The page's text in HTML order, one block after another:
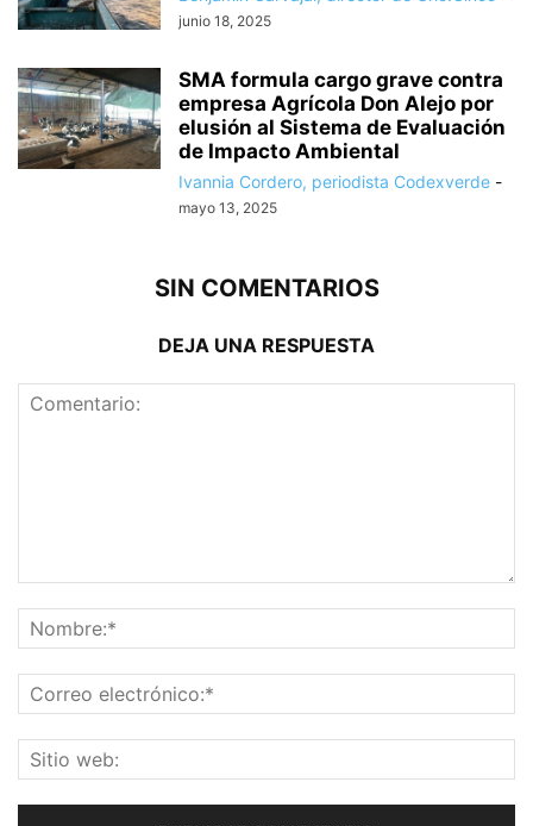
junio 18, 2025
SMA formula cargo grave contra
empresa Agrícola Don Alejo por
elusión al Sistema de Evaluación
de Impacto Ambiental
Ivannia Cordero, periodista Codexverde -
mayo 13, 2025
SIN COMENTARIOS
DEJA UNA RESPUESTA